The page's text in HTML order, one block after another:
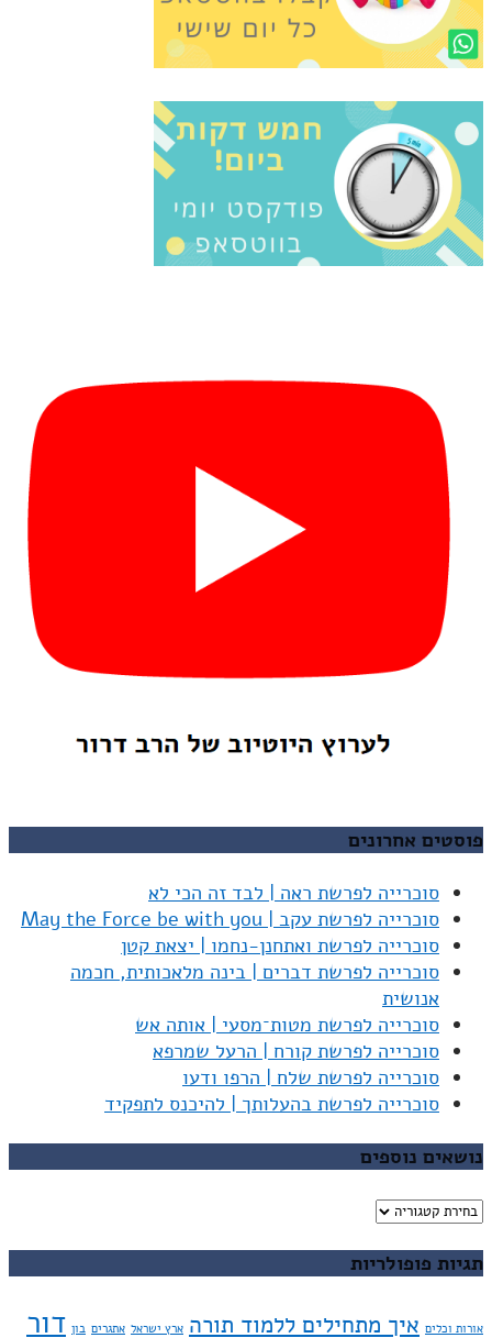
פוסטים אחרונים
סוכרייה לפרשת ראה | לבד זה הכי לא
סוכרייה לפרשת עקב | May the Force be with you
סוכרייה לפרשת ואתחנן-נחמו | יצאת קטן
סוכרייה לפרשת דברים | בינה מלאכותית, חכמה
אנושית
סוכרייה לפרשת מטות־מסעי | אותה אש
סוכרייה לפרשת קורח | הרעל שמרפא
סוכרייה לפרשת שלח | הרפו ודעו
סוכרייה לפרשת בהעלותך | להיכנס לתפקיד
נושאים נוספים
נושאים
תגיות פופולריות
אורות וכלים איך מתחילים ללמוד תורה ארץ ישראל אתגרים בון דור